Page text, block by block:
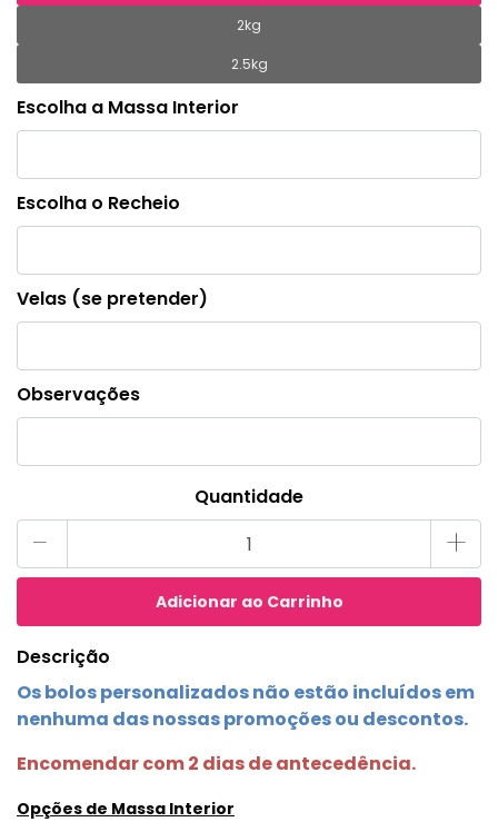
2kg
2.5kg
Escolha a Massa Interior
Escolha o Recheio
Velas (se pretender)
Observações
Quantidade
- +
Descrição
Os bolos personalizados não estão incluídos em
nenhuma das nossas promoções ou descontos.
Encomendar com 2 dias de antecedência.
Opções de Massa Interior